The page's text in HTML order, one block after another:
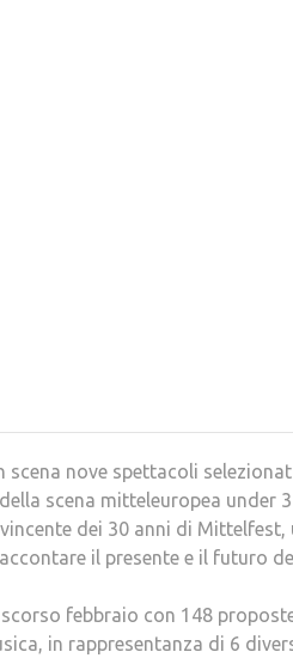
scena nove spettacoli
scena mitteleuropea under
dei 30 anni di Mittelfest,
il presente e il futuro
febbraio con 148
in rappresentanza di 6